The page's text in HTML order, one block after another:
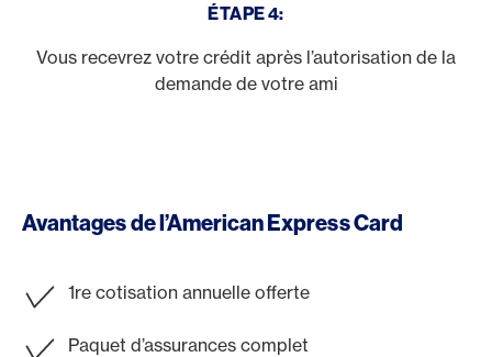
ÉTAPE 4:
Vous recevrez votre crédit après l’autorisation de la
demande de votre ami
Avantages de l’American Express Card
1re cotisation annuelle offerte
Paquet d’assurances complet